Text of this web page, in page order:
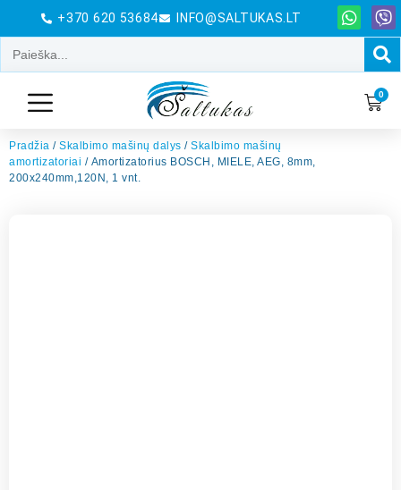
+370 620 53684 INFO@SALTUKAS.LT
0
Pradžia / Skalbimo mašinų dalys / Skalbimo mašinų
amortizatoriai / Amortizatorius BOSCH, MIELE, AEG, 8mm,
200x240mm,120N, 1 vnt.